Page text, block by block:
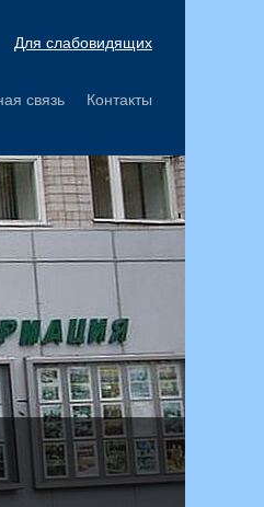
Для слабовидящих
связь Контакты